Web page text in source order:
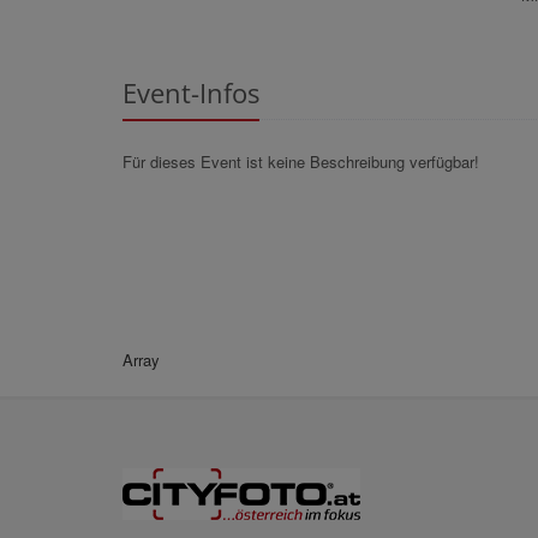
Event-Infos
Für dieses Event ist keine Beschreibung verfügbar!
Array